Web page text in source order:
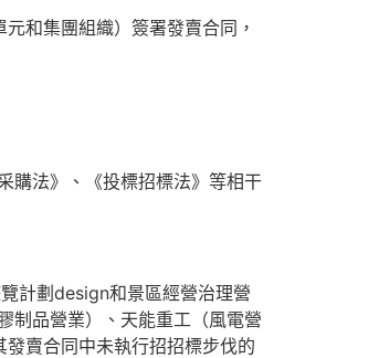
和集團組織）簽署發賣合同，
法》、《投標招標法》等相干
計劃design和景區經營治理營
制品營業）、天能重工（風電營
賣合同中未執行招招標步伐的